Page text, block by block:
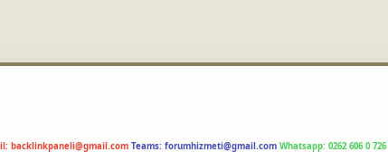
backlinkpaneli@gmail.com Teams: forumhizmeti@gmail.com Whatsapp: 0262 606 0 726